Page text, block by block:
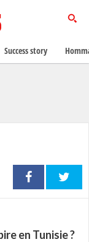
en Tunisie ?
Success story